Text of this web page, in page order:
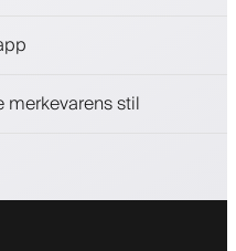
merkevarens stil